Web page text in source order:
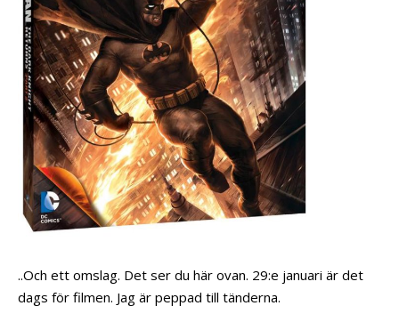
..Och ett omslag. Det ser du här ovan. 29:e januari är det
dags för filmen. Jag är peppad till tänderna.